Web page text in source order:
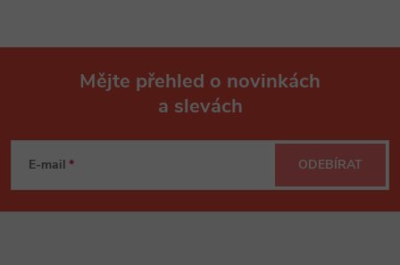
p
Mějte přehled o novinkách
a slevách
E-mail ODEBÍRAT